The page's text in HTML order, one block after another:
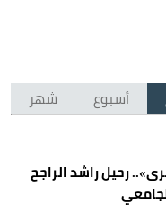
أسبوع شهر
رحيل راشد الراجح